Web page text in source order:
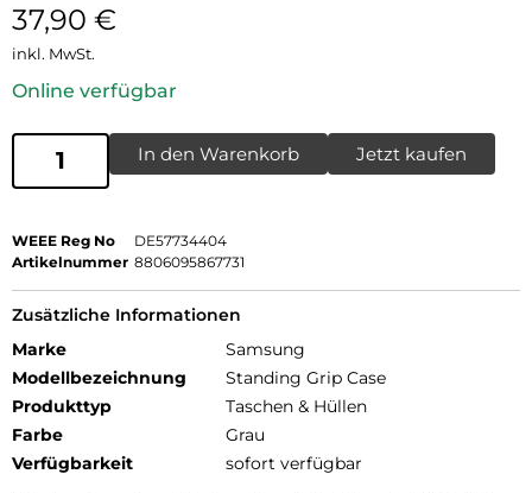
37,90 €
inkl. MwSt.
Online verfügbar
In den Warenkorb Jetzt kaufen
WEEE Reg No
DE57734404
Artikelnummer 8806095867731
Zusätzliche Informationen
Marke
Samsung
Modellbezeichnung
Standing Grip Case
Produkttyp
Taschen & Hüllen
Farbe
Grau
Verfügbarkeit
sofort verfügbar